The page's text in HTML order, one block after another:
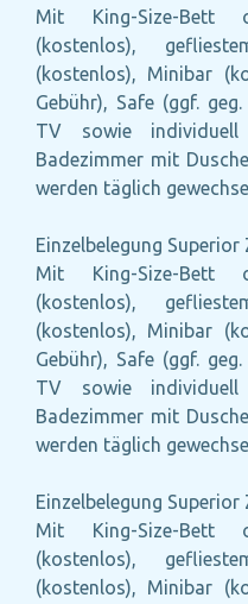
Mit King-Size-Bett
(kostenlos),
(kostenlos), Minibar
Gebühr), Safe (ggf.
TV sowie individuell
Badezimmer mit
werden täglich
Einzelbelegung
Mit King-Size-Bett
(kostenlos),
(kostenlos), Minibar
Gebühr), Safe (ggf.
TV sowie individuell
Badezimmer mit
werden täglich
Einzelbelegung
Mit King-Size-Bett
(kostenlos),
(kostenlos), Minibar